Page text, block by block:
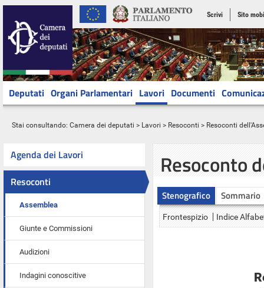
Scrivi Sito
Deputati Organi Parlamentari Lavori Documenti
Stai consultando: Camera dei deputati > Lavori > Resoconti > Resoconti
Agenda dei Lavori
Resoconti
Assemblea
Giunte e Commissioni
Audizioni
Indagini conoscitive
Resoconto
Stenografico Sommario
Frontespizio Indice